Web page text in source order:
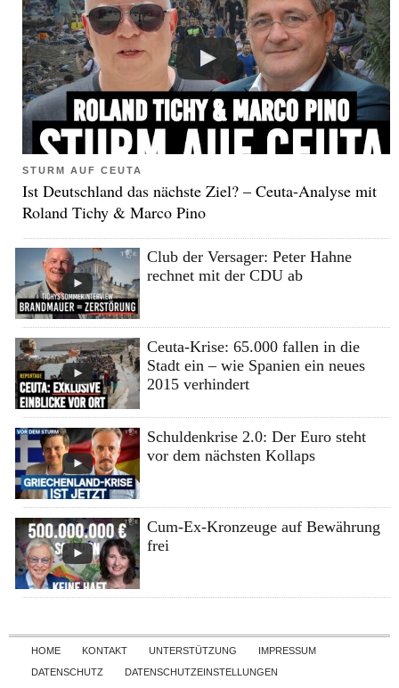
STURM AUF CEUTA
Ist Deutschland das nächste Ziel? – Ceuta-Analyse mit
Roland Tichy & Marco Pino
Club der Versager: Peter Hahne
rechnet mit der CDU ab
Ceuta-Krise: 65.000 fallen in die
Stadt ein – wie Spanien ein neues
2015 verhindert
Schuldenkrise 2.0: Der Euro steht
vor dem nächsten Kollaps
Cum-Ex-Kronzeuge auf Bewährung
frei
Skip to content
HOME KONTAKT UNTERSTÜTZUNG
IMPRESSUM
DATENSCHUTZ
DATENSCHUTZEINSTELLUNGEN